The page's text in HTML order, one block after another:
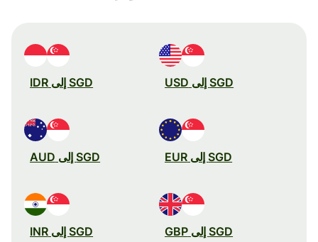
SGD إلى USD SGD إلى IDR
SGD إلى EUR SGD إلى AUD
SGD إلى GBP SGD إلى INR